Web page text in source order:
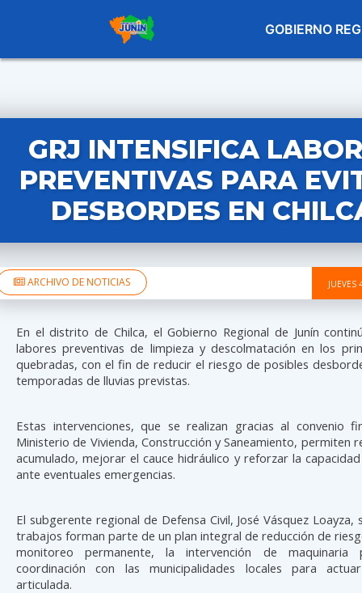
GOBIERNO
GRJ INTENSIFICA
PREVENTIVAS PARA
DESBORDES EN
ARCHIVO DE NOTICIAS
En el distrito de Chilca, el Gobierno Regional de Junín
labores preventivas de limpieza y descolmatación en los
quebradas, con el fin de reducir el riesgo de posibles
temporadas de lluvias previstas.
Estas intervenciones, que se realizan gracias al convenio
Ministerio de Vivienda, Construcción y Saneamiento, permiten
acumulado, mejorar el cauce hidráulico y reforzar la
ante eventuales emergencias.
El subgerente regional de Defensa Civil, José Vásquez Loayza,
trabajos forman parte de un plan integral de reducción de
monitoreo permanente, la intervención de
coordinación con las municipalidades locales para
articulada.